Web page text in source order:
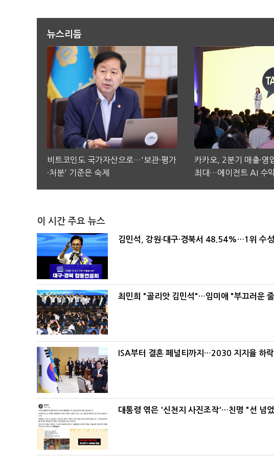
뉴스리듬
비트코인도 국가자산으로…'보관·평가
·처분' 기준은 숙제
카카오, 2분기 매출·영
최대…에이전트 AI 수
이 시간 주요 뉴스
김민석, 강원·대구·경북서 48.54%…1위 수
최민희 "골리앗 김민석"…임미애 "부끄러운
ISA부터 결혼 페널티까지…2030 지지율 하
대통령 엮은 '신천지 사진조작'…친명 "선 넘